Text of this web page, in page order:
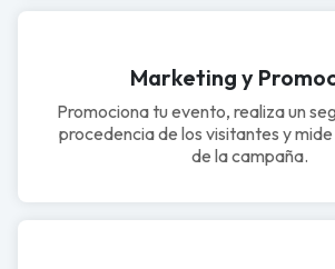
Marketing y
Promociona tu evento, realiza un
procedencia de los visitantes y
de la campaña.